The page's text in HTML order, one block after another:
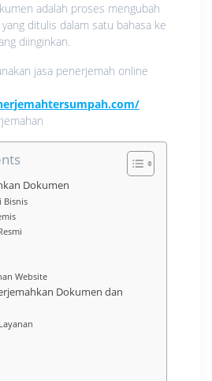
adalah proses mengubah
ditulis dalam satu bahasa ke
diinginkan.
jasa penerjemah online
Dokumen
Bisnis
Website
Dokumen dan